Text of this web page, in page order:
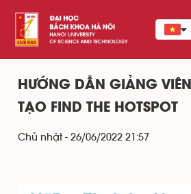
HƯỚNG DẪN GIẢNG
TẠO FIND THE HOTSPOT
Chủ nhật - 26/06/2022 21:57